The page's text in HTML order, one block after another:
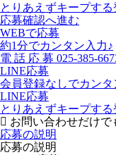
とりあえずキープする
応募確認へ進む
WEBで応募
約1分でカンタン入力♪
電 話 応 募 025-385-
LINE応募
会員登録なしでカンタ
LINE応募
とりあえずキープする
お問い合わせだけで
応募の説明
応募の説明